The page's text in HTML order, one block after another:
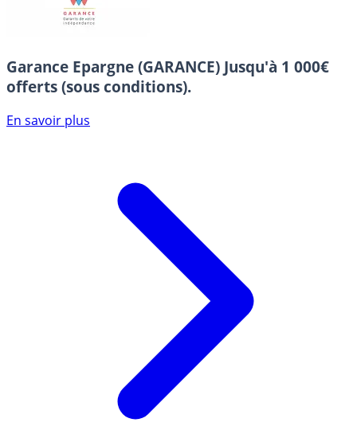
Garance Epargne (GARANCE) Jusqu'à 1 000€
offerts (sous conditions).
En savoir plus